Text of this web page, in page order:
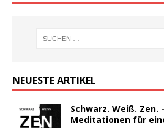
NEUESTE ARTIKEL
Schwarz. Weiß. Zen.
Meditationen für